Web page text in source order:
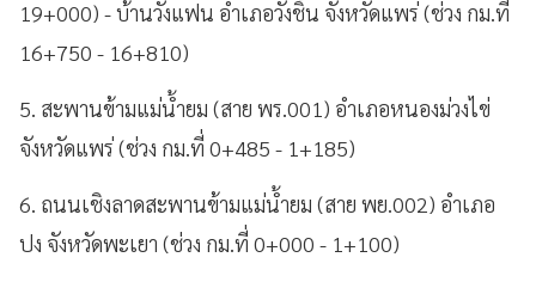
19+000) - บ้านวังแฟน อำเภอวังชิ้น จังหวัดแพร่ (ช่วง กม.ที่
16+750 - 16+810)
5. สะพานข้ามแม่น้ำยม (สาย พร.001) อำเภอหนองม่วงไข่
จังหวัดแพร่ (ช่วง กม.ที่ 0+485 - 1+185)
6. ถนนเชิงลาดสะพานข้ามแม่น้ำยม (สาย พย.002) อำเภอ
ปง จังหวัดพะเยา (ช่วง กม.ที่ 0+000 - 1+100)